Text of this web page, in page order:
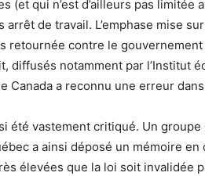
(et qui n’est d’ailleurs pas limitée
de travail. L’emphase mise
retournée contre le
diffusés notamment par l’Institut
Canada a reconnu une erreur
été vastement critiqué. Un
a ainsi déposé un mémoire
élevées que la loi soit invalidée